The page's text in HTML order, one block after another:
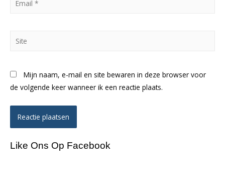
Mijn naam, e-mail en site bewaren in deze browser voor
de volgende keer wanneer ik een reactie plaats.
Like Ons Op Facebook